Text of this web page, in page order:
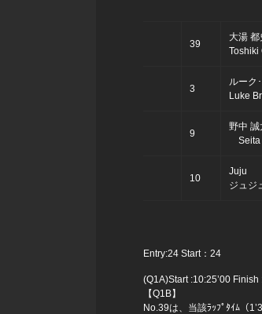
39
大湯 都
Toshiki
3
ルーク
Luke
9
野中 誠
Seita
10
Juju
ジュジ
Entry:24 Start：24
(Q1A)Start :10:25’00
【Q1B】
No.39は、当該ﾗｯﾌﾟﾀｲﾑ（